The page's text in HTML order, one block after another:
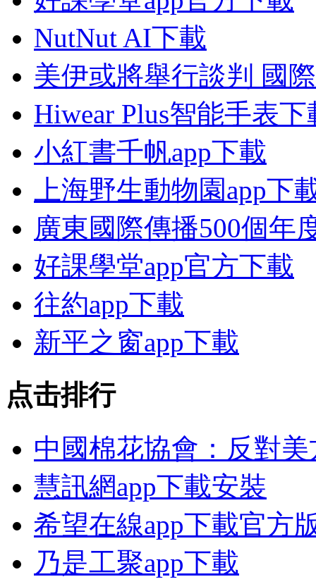
NutNut AI下載
美伊或將舉行談判 國
Hiwear Plus智能手表下
小紅書千帆app下載
上海野生動物園app下
廣東國際傳播500個年
好課學堂app官方下載
往約app下載
新平之窗app下載
点击排行
中國棉花協會：反對
慧訊網app下載安裝
希望在線app下載官方
乃是工聚app下載